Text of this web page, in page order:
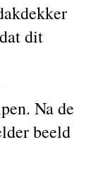
dit
Na de
beeld